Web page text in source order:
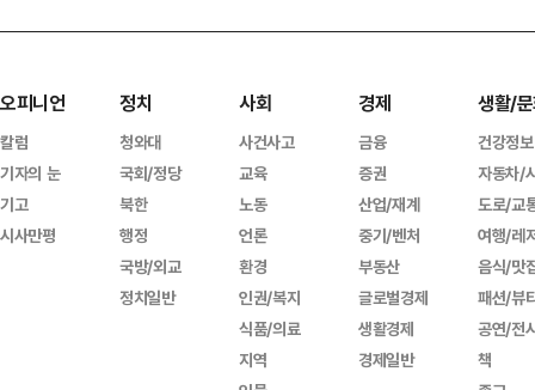
오피니언
칼럼
기자의 눈
기고
시사만평
정치
청와대
국회/정당
북한
행정
국방/외교
정치일반
사회
사건사고
교육
노동
언론
환경
인권/복지
식품/의료
지역
경제
금융
증권
산업/재계
중기/벤처
부동산
글로벌경제
생활경제
경제일반
생활/
건강정보
자동차/
도로/교
여행/레
음식/맛
패션/뷰
공연/전
책